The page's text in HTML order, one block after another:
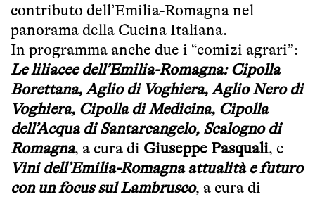
contributo dell’Emilia-Romagna nel
panorama della Cucina Italiana.
In programma anche due i “comizi agrari”:
Le liliacee dell’Emilia-Romagna: Cipolla
Borettana, Aglio di Voghiera, Aglio Nero di
Voghiera, Cipolla di Medicina, Cipolla
dell’Acqua di Santarcangelo, Scalogno di
Romagna, a cura di Giuseppe Pasquali, e
Vini dell’Emilia-Romagna attualità e futuro
con un focus sul Lambrusco, a cura di